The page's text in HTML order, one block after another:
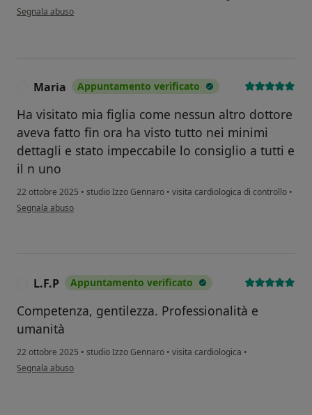
secondo l'opinione dell'utente Emilia
Segnala abuso
Maria Appuntamento verificato
Ha visitato mia figlia come nessun altro dottore
aveva fatto fin ora ha visto tutto nei minimi
dettagli e stato impeccabile lo consiglio a tutti e
il n uno
22 ottobre 2025 • studio Izzo Gennaro • visita cardiologica di controllo •
secondo l'opinione dell'utente Maria
Segnala abuso
L.F.P Appuntamento verificato
Competenza, gentilezza. Professionalità e
umanità
22 ottobre 2025 • studio Izzo Gennaro • visita cardiologica •
secondo l'opinione dell'utente L.F.P
Segnala abuso